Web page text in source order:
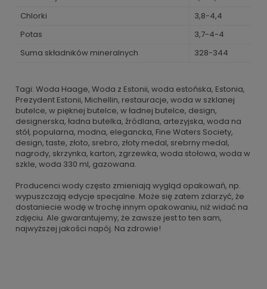
Chlorki
3,8-4,4
Potas
3,7-4-4
Suma składników mineralnych
328-344
Tagi: Woda Haage, Woda z Estonii, woda estońska, Estonia,
Prezydent Estonii, Michellin, restauracje, woda w szklanej
butelce, w pięknej butelce, w ładnej butelce, design,
designerska, ładna butelka, źródlana, artezyjska, woda na
stół, popularna, modna, elegancka, Fine Waters Society,
design, taste, złoto, srebro, złoty medal, srebrny medal,
nagrody, skrzynka, karton, zgrzewka, woda stołowa, woda w
szkle, woda 330 ml, gazowana.
Producenci wody często zmieniają wygląd opakowań, np.
wypuszczają edycje specjalne. Może się zatem zdarzyć, że
dostaniecie wodę w trochę innym opakowaniu, niż widać na
zdjęciu. Ale gwarantujemy, że zawsze jest to ten sam,
najwyższej jakości napój. Na zdrowie!